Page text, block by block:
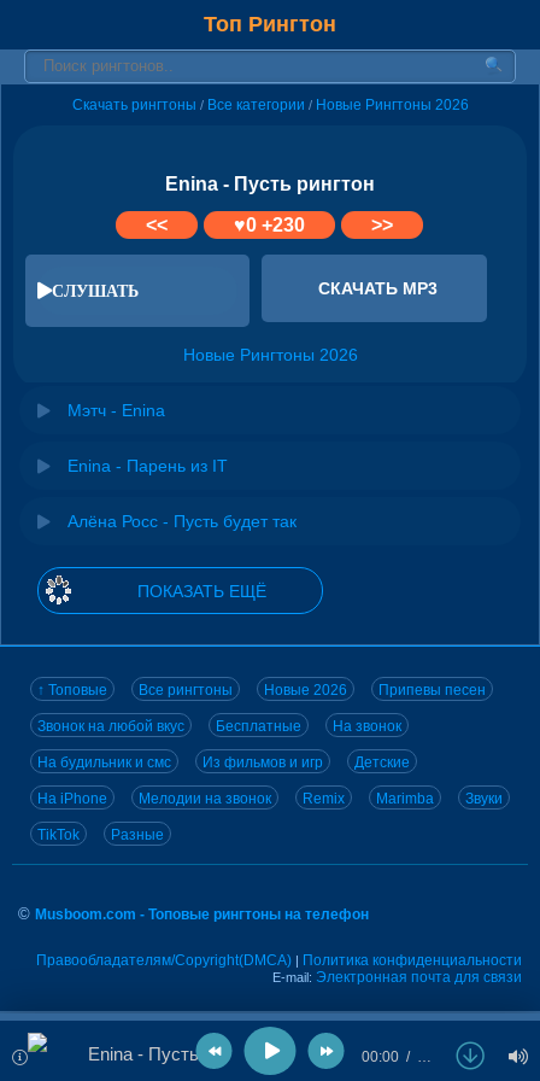
Топ Рингтон
Скачать рингтоны / Все категории / Новые Рингтоны 2026
Enina - Пусть рингтон
<<
♥0+230 >>
СЛУШАТЬ СКАЧАТЬ MP3
Новые Рингтоны 2026
Мэтч - Enina
Enina - Парень из IT
Алёна Росс - Пусть будет так
ПОКАЗАТЬ ЕЩЁ
↑ Топовые Все рингтоны Новые 2026 Припевы песен
Звонок на любой вкус Бесплатные На звонок
На будильник и смс Из фильмов и игр Детские
На iPhone Мелодии на звонок Remix Marimba Звуки
TikTok Разные
© Musboom.com - Топовые рингтоны на телефон
Правообладателям/Copyright(DMCA) | Политика конфиденциальности
E-mail: Электронная почта для связи
Enina - Пусть 00:00 …